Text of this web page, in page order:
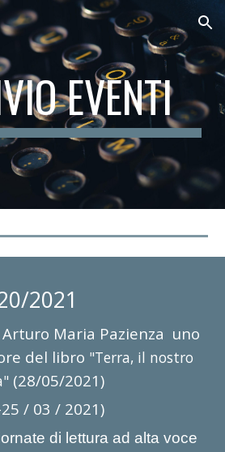
Skip to navigation
EVENTI
2021
Maria Pazienza uno
del libro "Terra, il nostro
(28/05/2021)
/ 03 / 2021)
di lettura ad alta voce